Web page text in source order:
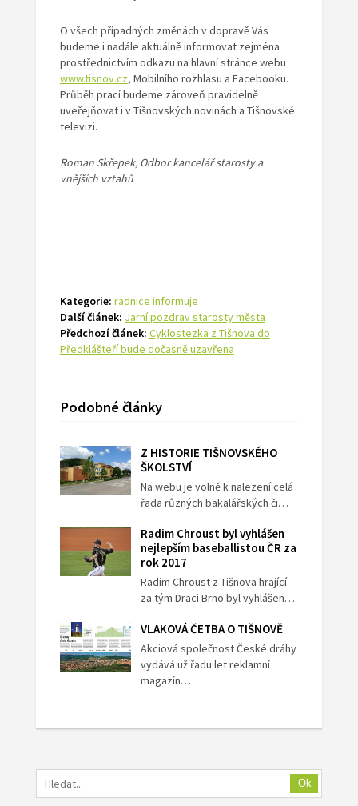
O všech případných změnách v dopravě Vás
budeme i nadále aktuálně informovat zejména
prostřednictvím odkazu na hlavní stránce webu
www.tisnov.cz, Mobilního rozhlasu a Facebooku.
Průběh prací budeme zároveň pravidelně
uveřejňovat i v Tišnovských novinách a Tišnovské
televizi.
Roman Skřepek, Odbor kancelář starosty a
vnějších vztahů
Kategorie: radnice informuje
Další článek: Jarní pozdrav starosty města
Předchozí článek: Cyklostezka z Tišnova do
Předklášteří bude dočasně uzavřena
Podobné články
Z HISTORIE TIŠNOVSKÉHO
ŠKOLSTVÍ
Na webu je volně k nalezení celá
řada různých bakalářských či…
Radim Chroust byl vyhlášen
nejlepším baseballistou ČR za
rok 2017
Radim Chroust z Tišnova hrající
za tým Draci Brno byl vyhlášen…
VLAKOVÁ ČETBA O TIŠNOVĚ
Akciová společnost České dráhy
vydává už řadu let reklamní
magazín…
Ok